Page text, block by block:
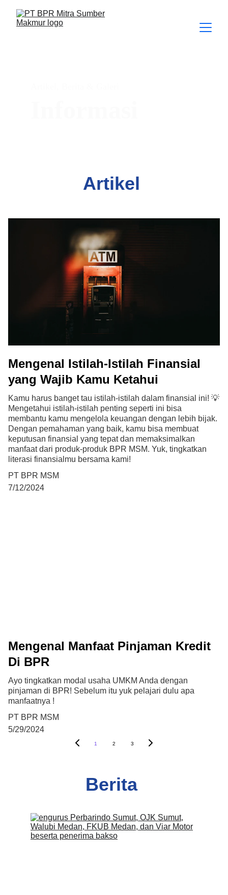
Artikel
Mengenal Istilah-Istilah Finansial
yang Wajib Kamu Ketahui
Kamu harus banget tau istilah-istilah dalam finansial ini! 💡
Mengetahui istilah-istilah penting seperti ini bisa
membantu kamu mengelola keuangan dengan lebih bijak.
Dengan pemahaman yang baik, kamu bisa membuat
keputusan finansial yang tepat dan memaksimalkan
manfaat dari produk-produk BPR MSM. Yuk, tingkatkan
literasi finansialmu bersama kami!
PT BPR MSM
7/12/2024
Mengenal Manfaat Pinjaman Kredit
Di BPR
Ayo tingkatkan modal usaha UMKM Anda dengan
pinjaman di BPR! Sebelum itu yuk pelajari dulu apa
manfaatnya !
PT BPR MSM
5/29/2024
1 2 3
Berita